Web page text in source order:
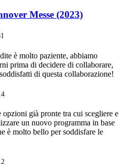
Messe (2023)
è molto paziente, abbiamo
prima di decidere di collaborare,
di questa collaborazione!
opzioni già pronte tra cui scegliere e
un nuovo programma in base
è molto bello per soddisfare le